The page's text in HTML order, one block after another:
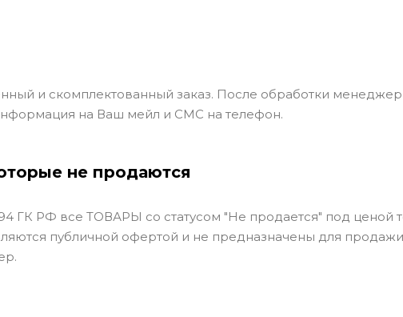
и скомплектованный заказ. После обработки менеджер
на Ваш мейл и СМС на телефон.
не продаются
ГК РФ все ТОВАРЫ со статусом "Не продается" под ценой
публичной офертой и не предназначены для